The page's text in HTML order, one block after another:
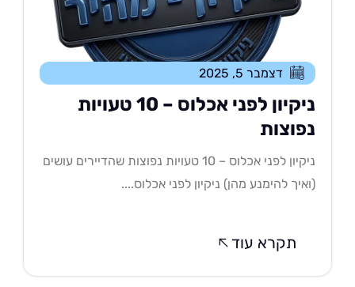
דצמבר 5, 2025
ניקיון לפני אכלוס – 10 טעויות
ניקיון לפני אכלוס – 10 טעויות נפוצות שהדיירים עושים
להימנע מהן) ניקיון לפני אכלוס....
תקרא עוד